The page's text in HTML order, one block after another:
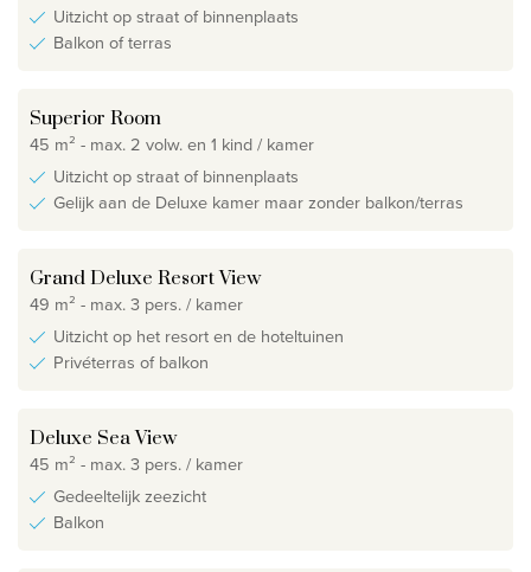
Uitzicht op straat of binnenplaats
Balkon of terras
Superior Room
45 m² - max. 2 volw. en 1 kind / kamer
Uitzicht op straat of binnenplaats
Gelijk aan de Deluxe kamer maar zonder balkon/terras
Grand Deluxe Resort View
49 m² - max. 3 pers. / kamer
Uitzicht op het resort en de hoteltuinen
Privéterras of balkon
Deluxe Sea View
45 m² - max. 3 pers. / kamer
Gedeeltelijk zeezicht
Balkon